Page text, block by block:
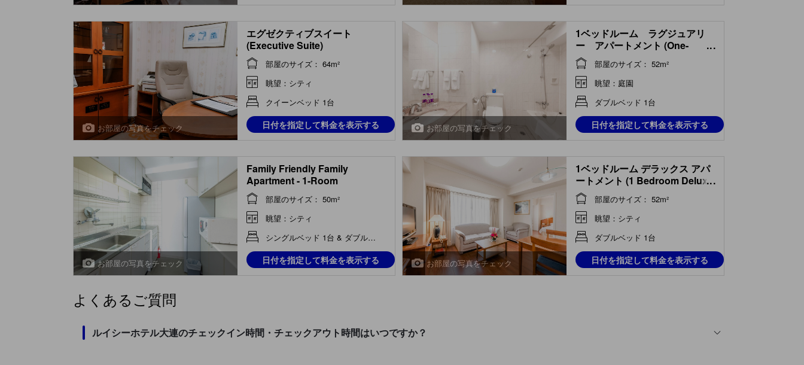
お部屋の写真をチェック
エグゼクティブスイート
(Executive Suite)
部屋のサイズ： 64m²
眺望：シティ
クイーンベッド 1台
日付を指定して料金を表示する お部屋の写真をチェック
1ベッドルーム ラグジュアリ
ー アパートメント (One-
Bedroom Luxury Apartment)
...
部屋のサイズ： 52m²
眺望：庭園
ダブルベッド 1台
日付を指定して料金を表示する
お部屋の写真をチェック
Family Friendly Family
Apartment - 1-Room
部屋のサイズ： 50m²
眺望：シティ
シングルベッド 1台 & ダブルベッド 1台
日付を指定して料金を表示する お部屋の写真をチェック
1ベッドルーム デラックス アパ
ートメント (1 Bedroom Deluxe
Apartment)
...
部屋のサイズ： 52m²
眺望：シティ
ダブルベッド 1台
日付を指定して料金を表示する
よくあるご質問
ルイシーホテル大連のチェックイン時間・チェックアウト時間はいつですか？